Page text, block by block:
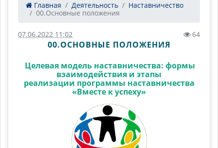
Главная Деятельность
Наставничество
00.Основные положения
07.06.2022 11:02 64
00.ОСНОВНЫЕ ПОЛОЖЕНИЯ
Целевая модель наставничества: формы
взаимодействия и этапы
реализации программы наставничества
«Вместе к успеху»